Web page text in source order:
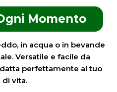
Momento
in acqua o in bevande
Versatile e facile da
perfettamente al tuo
di vita.